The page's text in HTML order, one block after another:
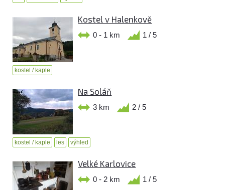
Kostel v Halenkově
0 - 1 km 1 / 5
kostel / kaple
Na Soláň
3 km 2 / 5
kostel / kaple les výhled
Velké Karlovice
0 - 2 km 1 / 5